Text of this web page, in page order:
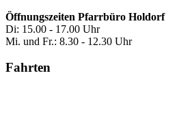
Öffnungszeiten Pfarrbüro Holdorf
Di: 15.00 - 17.00 Uhr
Mi. und Fr.: 8.30 - 12.30 Uhr
Fahrten